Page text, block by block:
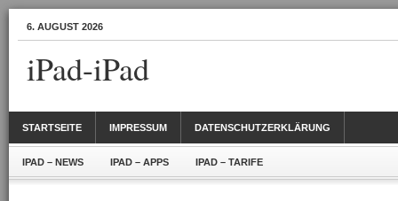
6. AUGUST 2026
iPad-iPad
STARTSEITE IMPRESSUM DATENSCHUTZERKLÄRUNG
IPAD – NEWS IPAD – APPS IPAD – TARIFE